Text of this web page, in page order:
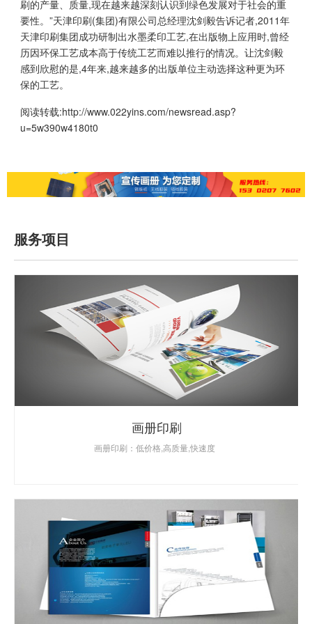
刷的产量、质量,现在越来越深刻认识到绿色发展对于社会的重
要性。”天津印刷(集团)有限公司总经理沈剑毅告诉记者,2011年
天津印刷集团成功研制出水墨柔印工艺,在出版物上应用时,曾经
历因环保工艺成本高于传统工艺而难以推行的情况。让沈剑毅
感到欣慰的是,4年来,越来越多的出版单位主动选择这种更为环
保的工艺。
阅读转载:http://www.022yins.com/newsread.asp?
u=5w390w4180t0
服务项目
画册印刷
画册印刷：低价格,高质量,快速度